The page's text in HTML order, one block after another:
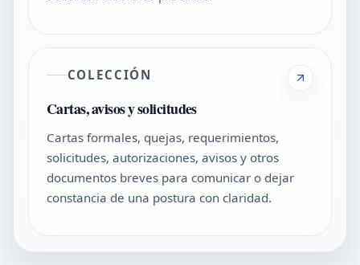
COLECCIÓN
Cartas, avisos y solicitudes
Cartas formales, quejas, requerimientos,
solicitudes, autorizaciones, avisos y otros
documentos breves para comunicar o dejar
constancia de una postura con claridad.